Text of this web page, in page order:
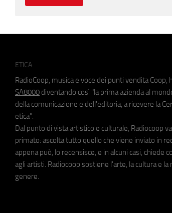
ETICA
RadioCoop, musica e voce dei punti vendita Coop,
SA8000 diventando così "la prima azienda al
della comunicazione e dell'editoria, a ricevere la
etica".
Dal punto di vista artistico e culturale, Radiocoop
primato: ascolta tutto quello che viene inviato in
appena può, lo recensisce, e in alcuni casi, chiede
agli artisti. Radiocoop sostiene l'arte, la cultura e la
genere.